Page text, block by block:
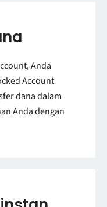
Anda
Account
dana dalam
Anda dengan